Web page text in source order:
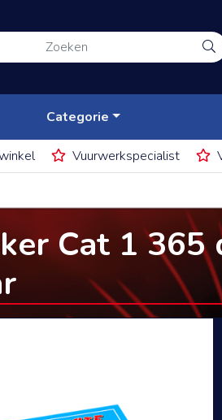
Categorie
Vuurwerkspecialist
Cat 1 365